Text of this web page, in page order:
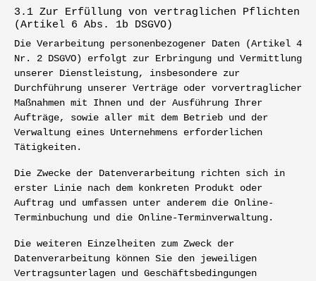
3.1 Zur Erfüllung von vertraglichen Pflichten
(Artikel 6 Abs. 1b DSGVO)
Die Verarbeitung personenbezogener Daten (Artikel 4
Nr. 2 DSGVO) erfolgt zur Erbringung und Vermittlung
unserer Dienstleistung, insbesondere zur
Durchführung unserer Verträge oder vorvertraglicher
Maßnahmen mit Ihnen und der Ausführung Ihrer
Aufträge, sowie aller mit dem Betrieb und der
Verwaltung eines Unternehmens erforderlichen
Tätigkeiten.
Die Zwecke der Datenverarbeitung richten sich in
erster Linie nach dem konkreten Produkt oder
Auftrag und umfassen unter anderem die Online-
Terminbuchung und die Online-Terminverwaltung.
Die weiteren Einzelheiten zum Zweck der
Datenverarbeitung können Sie den jeweiligen
Vertragsunterlagen und Geschäftsbedingungen